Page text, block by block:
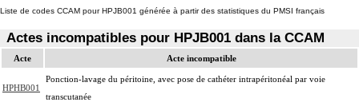
Liste de codes CCAM pour HPJB001 générée à partir des statistiques du PMSI français
Actes incompatibles pour HPJB001 dans la CCAM
Acte Acte incompatible
HPHB001
Ponction-lavage du péritoine, avec pose de cathéter intrapéritonéal par voie
transcutanée